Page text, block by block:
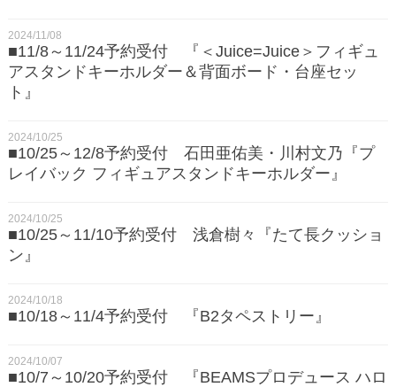
2024/11/08
■11/8～11/24予約受付 『＜Juice=Juice＞フィギュ
アスタンドキーホルダー＆背面ボード・台座セッ
ト』
2024/10/25
■10/25～12/8予約受付 石田亜佑美・川村文乃『プ
レイバック フィギュアスタンドキーホルダー』
2024/10/25
■10/25～11/10予約受付 浅倉樹々『たて長クッショ
ン』
2024/10/18
■10/18～11/4予約受付 『B2タペストリー』
2024/10/07
■10/7～10/20予約受付 『BEAMSプロデュース ハロ